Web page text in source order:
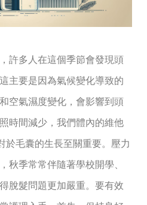
許多人在這個季節會發現頭
主要是因為氣候變化導致的
空氣濕度變化，會影響到頭
時間減少，我們體內的維他
於毛囊的生長至關重要。壓力
秋季常常伴隨著學校開學、
脫髮問題更加嚴重。要有效